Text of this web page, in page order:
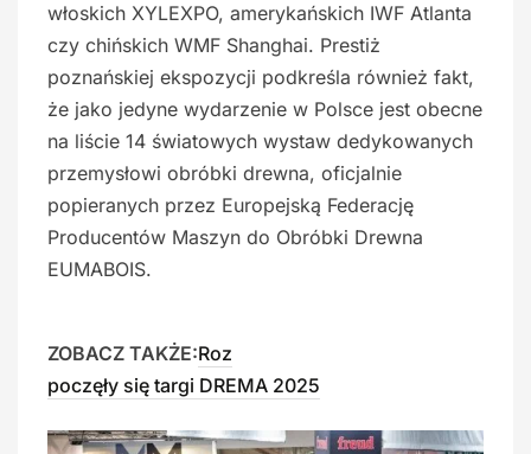
włoskich XYLEXPO, amerykańskich IWF Atlanta
czy chińskich WMF Shanghai. Prestiż
poznańskiej ekspozycji podkreśla również fakt,
że jako jedyne wydarzenie w Polsce jest obecne
na liście 14 światowych wystaw dedykowanych
przemysłowi obróbki drewna, oficjalnie
popieranych przez Europejską Federację
Producentów Maszyn do Obróbki Drewna
EUMABOIS.
ZOBACZ TAKŻE:Roz
poczęły się targi DREMA 2025